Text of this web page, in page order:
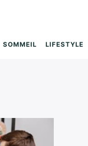
SOMMEIL LIFESTYLE